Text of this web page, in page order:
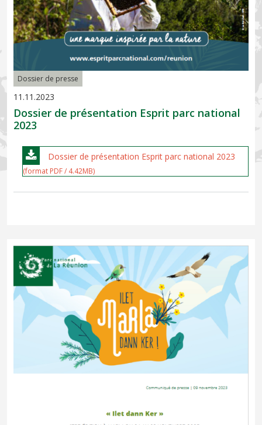
Dossier de presse
11.11.2023
Dossier de présentation Esprit parc national
2023
Dossier de présentation Esprit parc national 2023
(format PDF / 4.42MB)